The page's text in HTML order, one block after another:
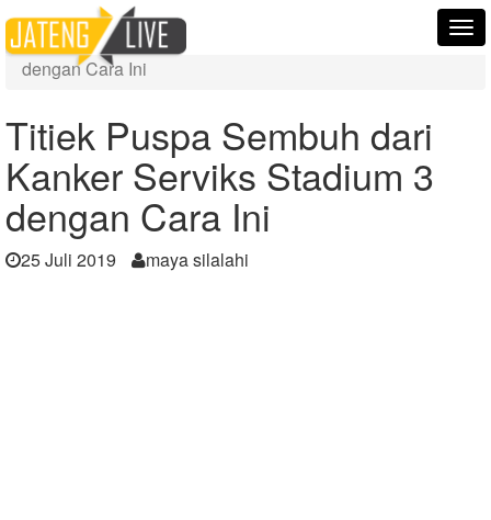
Home
Berita
Titiek Puspa Sembuh dari Kanker Serviks Stadium 3
dengan Cara Ini
Titiek Puspa Sembuh dari
Kanker Serviks Stadium 3
dengan Cara Ini
25 Juli 2019 maya silalahi